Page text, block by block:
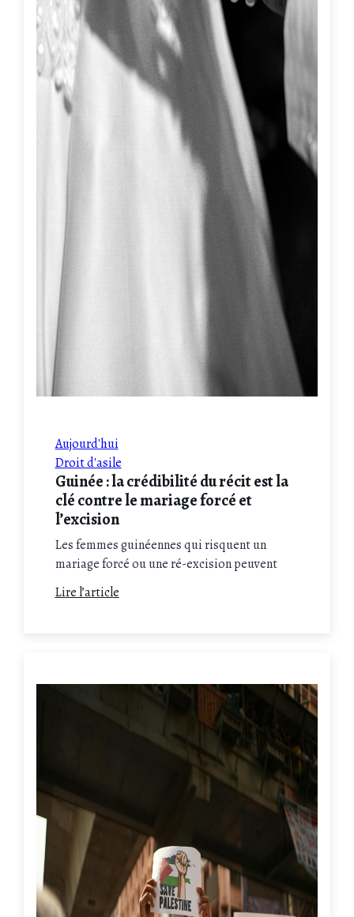
Aujourd'hui
Droit d'asile
Guinée : la crédibilité du récit est la
clé contre le mariage forcé et
l’excision
Les femmes guinéennes qui risquent un
mariage forcé ou une ré-excision peuvent
demander le statut de réfugié. Néanmoins,
faite appel à un avocat expérimenté comme
Lire l’article